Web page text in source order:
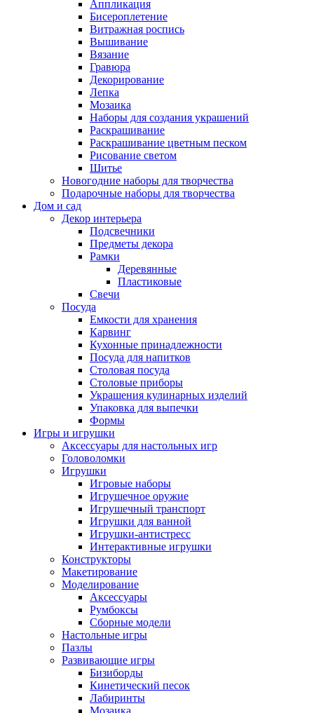
Аппликация
Бисероплетение
Витражная роспись
Вышивание
Вязание
Гравюра
Декорирование
Лепка
Мозаика
Наборы для создания украшений
Раскрашивание
Раскрашивание цветным песком
Рисование светом
Шитье
Новогодние наборы для творчества
Подарочные наборы для творчества
Дом и сад
Декор интерьера
Подсвечники
Предметы декора
Рамки
Деревянные
Пластиковые
Свечи
Посуда
Емкости для хранения
Карвинг
Кухонные принадлежности
Посуда для напитков
Столовая посуда
Столовые приборы
Украшения кулинарных изделий
Упаковка для выпечки
Формы
Игры и игрушки
Аксессуары для настольных игр
Головоломки
Игрушки
Игровые наборы
Игрушечное оружие
Игрушечный транспорт
Игрушки для ванной
Игрушки-антистресс
Интерактивные игрушки
Конструкторы
Макетирование
Моделирование
Аксессуары
Румбоксы
Сборные модели
Настольные игры
Пазлы
Развивающие игры
Бизиборды
Кинетический песок
Лабиринты
Мозаика